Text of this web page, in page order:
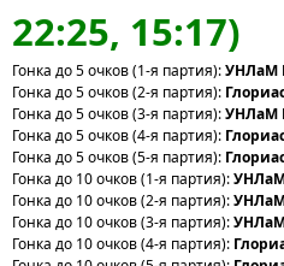
22:25, 15:17)
Гонка до 5 очков (1-я партия):УНЛаМ
Гонка до 5 очков (2-я партия):
Гонка до 5 очков (3-я партия):УНЛаМ
Гонка до 5 очков (4-я партия):
Гонка до 5 очков (5-я партия):
Гонка до 10 очков (1-я партия):
Гонка до 10 очков (2-я партия):
Гонка до 10 очков (3-я партия):
Гонка до 10 очков (4-я партия):